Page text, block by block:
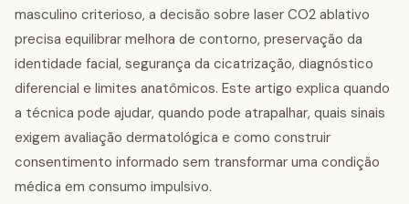
masculino criterioso, a decisão sobre laser CO2 ablativo
precisa equilibrar melhora de contorno, preservação da
identidade facial, segurança da cicatrização, diagnóstico
diferencial e limites anatômicos. Este artigo explica quando
a técnica pode ajudar, quando pode atrapalhar, quais sinais
exigem avaliação dermatológica e como construir
consentimento informado sem transformar uma condição
médica em consumo impulsivo.